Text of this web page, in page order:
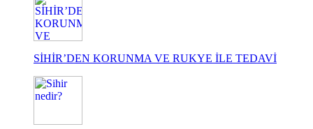
SİHİR’DEN KORUNMA VE RUKYE İLE TEDAVİ